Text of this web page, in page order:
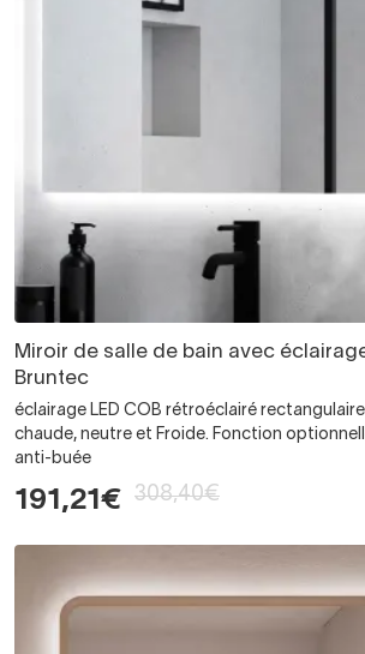
Miroir de salle de bain avec
Bruntec
éclairage LED COB rétroéclairé
chaude, neutre et Froide. Fonction
anti-buée
191,21€ 308,40€